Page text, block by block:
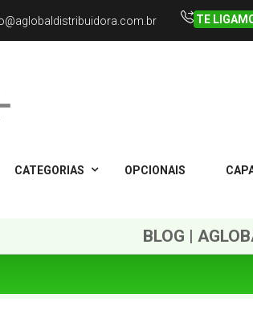
TE
CATEGORIAS OPCIONAIS
BLOG |